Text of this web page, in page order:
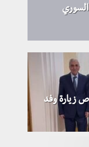
السوري
زيارة وفد